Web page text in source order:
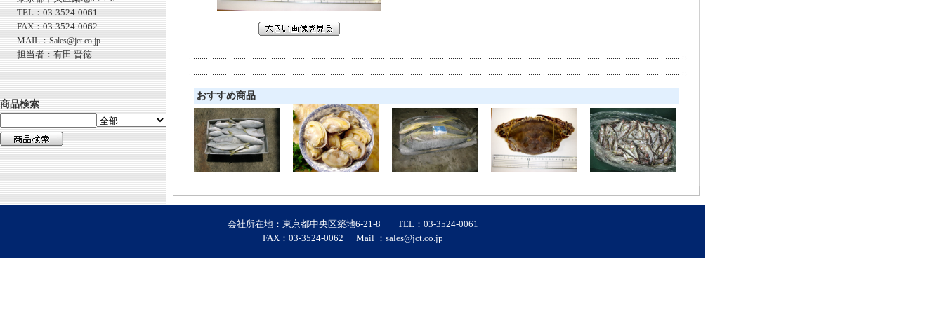
TEL：03-3524-0061
FAX：03-3524-0062
MAIL：Sales@jct.co.jp
担当者：有田 晋徳
商品検索
おすすめ商品
会社所在地：東京都中央区築地6-21-8 TEL：03-3524-0061
FAX：03-3524-0062 Mail ： sales@jct.co.jp